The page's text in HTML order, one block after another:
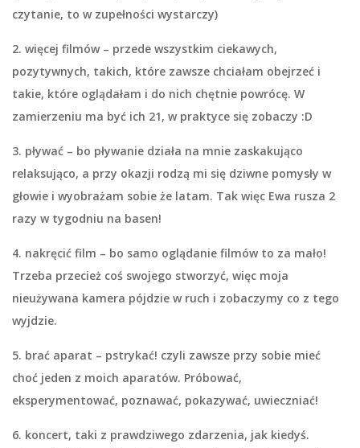
czytanie, to w zupełności wystarczy)
2. więcej filmów – przede wszystkim ciekawych,
pozytywnych, takich, które zawsze chciałam obejrzeć i
takie, które oglądałam i do nich chętnie powrócę. W
zamierzeniu ma być ich 21, w praktyce się zobaczy :D
3. pływać – bo pływanie działa na mnie zaskakująco
relaksująco, a przy okazji rodzą mi się dziwne pomysły w
głowie i wyobrażam sobie że latam. Tak więc Ewa rusza 2
razy w tygodniu na basen!
4. nakręcić film – bo samo oglądanie filmów to za mało!
Trzeba przecież coś swojego stworzyć, więc moja
nieużywana kamera pójdzie w ruch i zobaczymy co z tego
wyjdzie.
5. brać aparat – pstrykać! czyli zawsze przy sobie mieć
choć jeden z moich aparatów. Próbować,
eksperymentować, poznawać, pokazywać, uwieczniać!
6. koncert, taki z prawdziwego zdarzenia, jak kiedyś.